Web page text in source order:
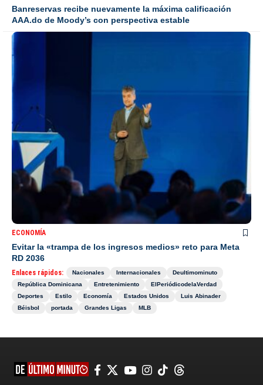
Banreservas recibe nuevamente la máxima calificación
AAA.do de Moody’s con perspectiva estable
ECONOMÍA
Evitar la «trampa de los ingresos medios» reto para Meta
RD 2036
Enlaces rápidos: Nacionales Internacionales
Deultimominuto
República Dominicana
Entretenimiento
ElPeriódicodelaVerdad
Deportes
Estilo Economía Estados Unidos
Luis Abinader
Béisbol
portada Grandes Ligas MLB